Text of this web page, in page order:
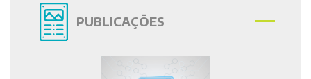
PUBLICAÇÕES